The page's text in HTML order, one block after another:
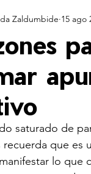
Fotografía
Zaldumbide 15 ago
saturado de
recuerda que es
lo que